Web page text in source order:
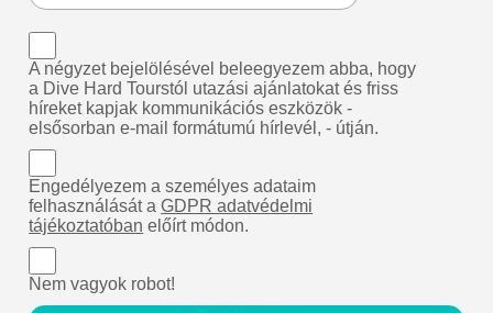
A négyzet bejelölésével beleegyezem abba, hogy
a Dive Hard Tourstól utazási ajánlatokat és friss
híreket kapjak kommunikációs eszközök -
elsősorban e-mail formátumú hírlevél, - útján.
Engedélyezem a személyes adataim
felhasználását aGDPR adatvédelmi
tájékoztatóban előírt módon.
Nem vagyok robot!